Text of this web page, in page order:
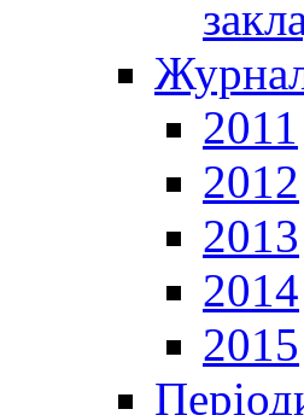
2011
2012
2013
2014
2015